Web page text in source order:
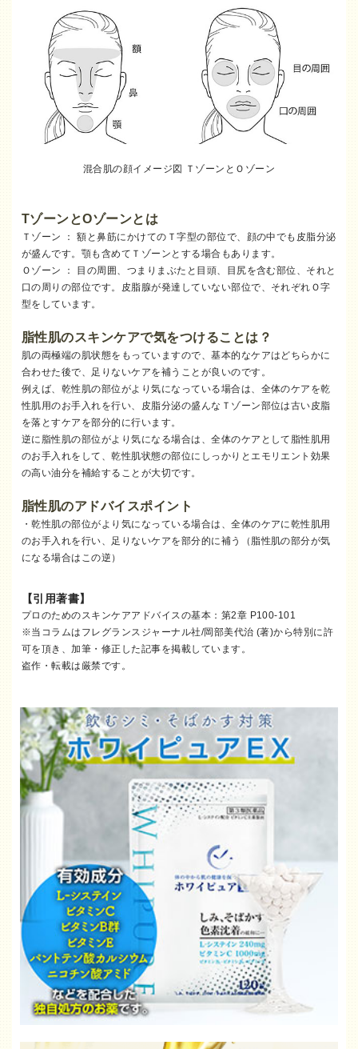
混合肌の顔イメージ図 ＴゾーンとＯゾーン
TゾーンとOゾーンとは
Ｔゾーン ： 額と鼻筋にかけてのＴ字型の部位で、顔の中でも皮脂分泌
が盛んです。顎も含めてＴゾーンとする場合もあります。
Ｏゾーン ： 目の周囲、つまりまぶたと目頭、目尻を含む部位、それと
口の周りの部位です。皮脂腺が発達していない部位で、それぞれＯ字
型をしています。
脂性肌のスキンケアで気をつけることは？
肌の両極端の肌状態をもっていますので、基本的なケアはどちらかに
合わせた後で、足りないケアを補うことが良いのです。
例えば、乾性肌の部位がより気になっている場合は、全体のケアを乾
性肌用のお手入れを行い、皮脂分泌の盛んなＴゾーン部位は古い皮脂
を落とすケアを部分的に行います。
逆に脂性肌の部位がより気になる場合は、全体のケアとして脂性肌用
のお手入れをして、乾性肌状態の部位にしっかりとエモリエント効果
の高い油分を補給することが大切です。
脂性肌のアドバイスポイント
・乾性肌の部位がより気になっている場合は、全体のケアに乾性肌用
のお手入れを行い、足りないケアを部分的に補う（脂性肌の部分が気
になる場合はこの逆）
【引用著書】
プロのためのスキンケアアドバイスの基本：第2章 P100-101
※当コラムはフレグランスジャーナル社/岡部美代治 (著)から特別に許
可を頂き、加筆・修正した記事を掲載しています。
盗作・転載は厳禁です。